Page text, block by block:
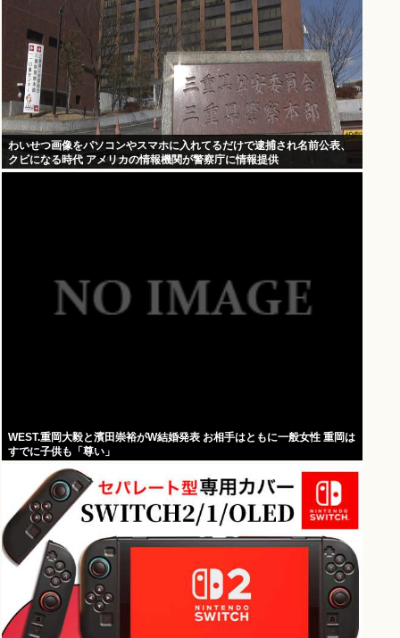
わいせつ画像をパソコンやスマホに入れてるだけで逮捕され名前公表、
クビになる時代 アメリカの情報機関が警察庁に情報提供
WEST.重岡大毅と濱田崇裕がW結婚発表 お相手はともに一般女性 重岡は
すでに子供も「尊い」